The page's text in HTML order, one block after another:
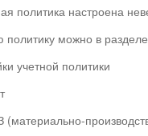
политика настроена
политику можно в
учетной политики